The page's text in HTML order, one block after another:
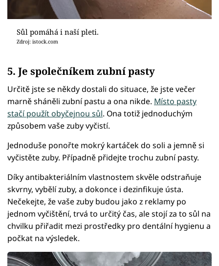
Sůl pomáhá i naší pleti.
Zdroj: istock.com
5. Je společníkem zubní pasty
Určitě jste se někdy dostali do situace, že jste večer
marně sháněli zubní pastu a ona nikde. Místo pasty
stačí použít obyčejnou sůl. Ona totiž jednoduchým
způsobem vaše zuby vyčistí.
Jednoduše ponořte mokrý kartáček do soli a jemně si
vyčistěte zuby. Případně přidejte trochu zubní pasty.
Díky antibakteriálním vlastnostem skvěle odstraňuje
skvrny, vybělí zuby, a dokonce i dezinfikuje ústa.
Nečekejte, že vaše zuby budou jako z reklamy po
jednom vyčištění, trvá to určitý čas, ale stojí za to sůl na
chvilku přiřadit mezi prostředky pro dentální hygienu a
počkat na výsledek.